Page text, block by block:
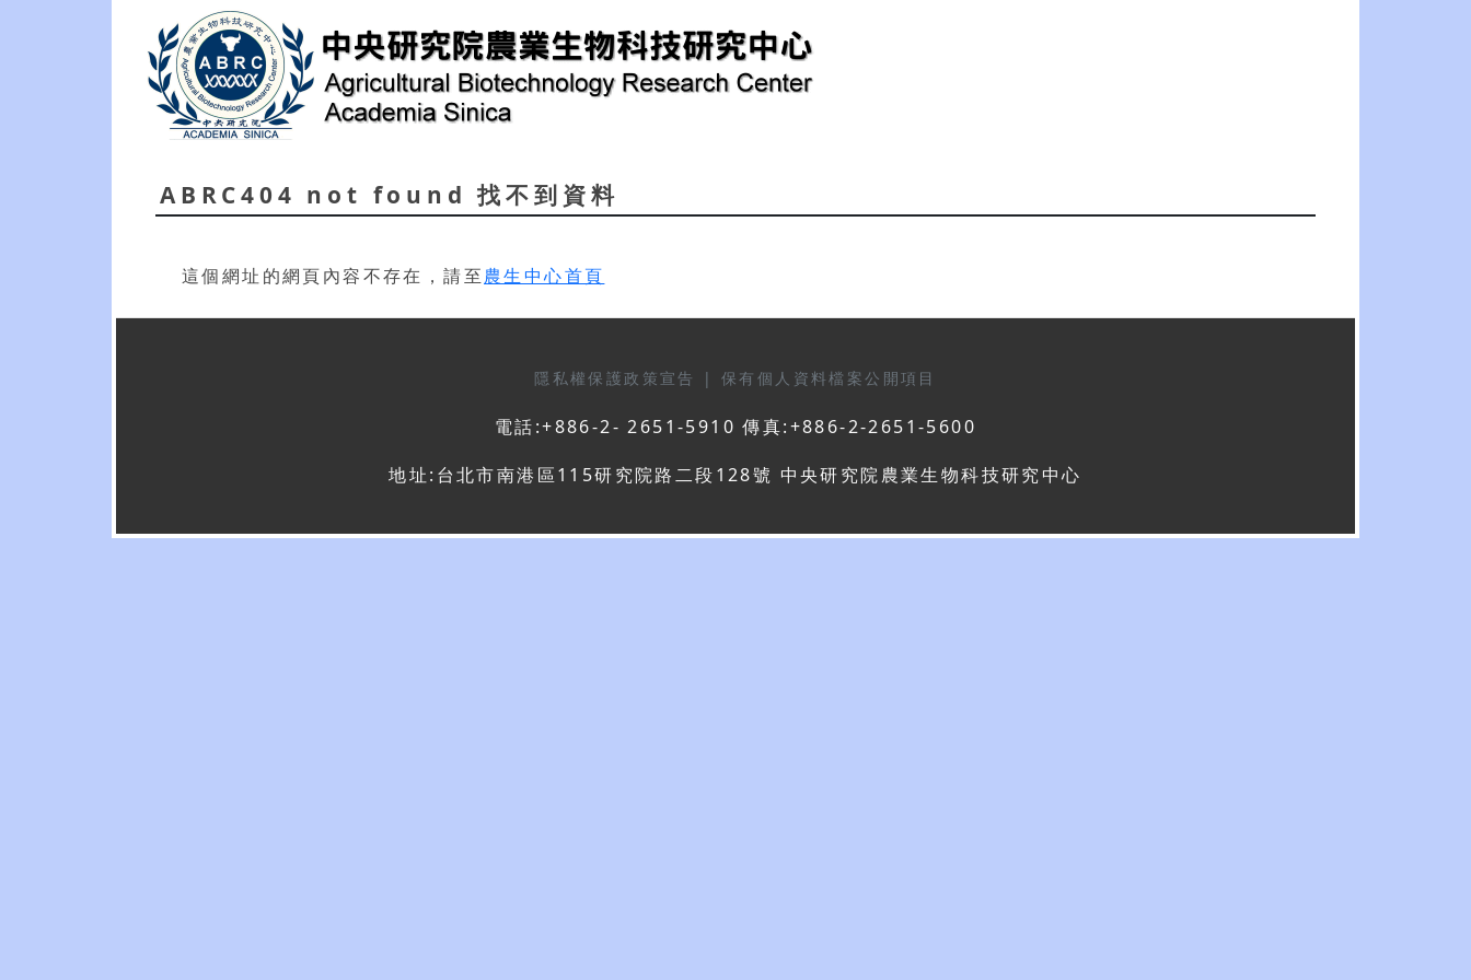
ABRC404 not found 找不到資料
這個網址的網頁內容不存在，請至農生中心首頁
隱私權保護政策宣告 | 保有個人資料檔案公開項目
電話:+886-2- 2651-5910 傳真:+886-2-2651-5600
地址:台北市南港區115研究院路二段128號 中央研究院農業生物科技研究中心